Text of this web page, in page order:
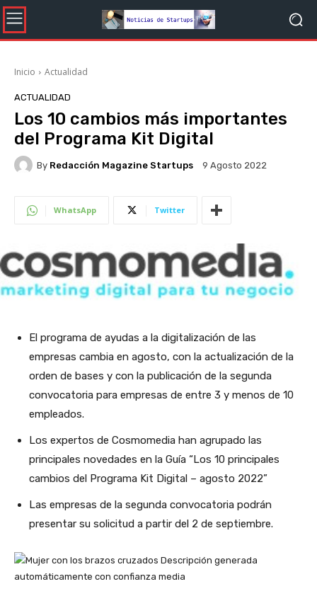
Inicio Actualidad
ACTUALIDAD
Los 10 cambios más importantes
del Programa Kit Digital
By Redacción Magazine Startups 9 Agosto 2022
WhatsApp Twitter
El programa de ayudas a la digitalización de las
empresas cambia en agosto, con la actualización de la
orden de bases y con la publicación de la segunda
convocatoria para empresas de entre 3 y menos de 10
empleados.
Los expertos de Cosmomedia han agrupado las
principales novedades en la Guía “Los 10 principales
cambios del Programa Kit Digital – agosto 2022”
Las empresas de la segunda convocatoria podrán
presentar su solicitud a partir del 2 de septiembre.